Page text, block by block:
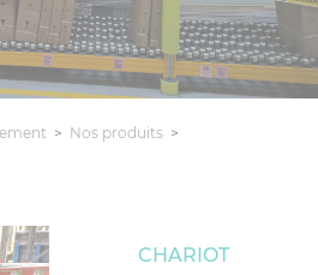
> Nos produits>
CHARIOT